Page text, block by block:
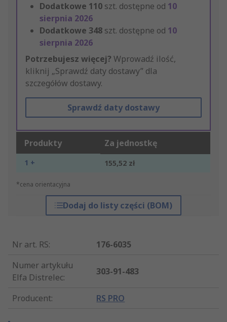
Dodatkowe 110 szt. dostępne od 10
sierpnia 2026
Dodatkowe 348 szt. dostępne od 10
sierpnia 2026
Potrzebujesz więcej? Wprowadź ilość,
kliknij „Sprawdź daty dostawy” dla
szczegółów dostawy.
Sprawdź daty dostawy
Produkty Za jednostkę
1 + 155,52 zł
*cena orientacyjna
Dodaj do listy części (BOM)
Nr art. RS:
176-6035
Numer artykułu
Elfa Distrelec:
303-91-483
Producent: RS PRO